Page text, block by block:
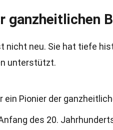
ganzheitlichen
nicht neu. Sie hat tiefe
unterstützt.
ein Pionier der
des 20.